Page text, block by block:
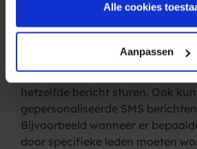
Alle cookies
Aanpassen
het voor u als
maken, kunt u gebruik maken
nummers van uw leden te
kunt u binnen enkele seconde
hetzelfde bericht sturen. Ook
gepersonaliseerde SMS
Bijvoorbeeld wanneer er
door specifieke leden moeten